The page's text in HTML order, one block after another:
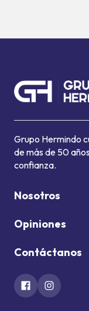
Grupo Hermindo
de más de 50
confianza.
Nosotros
Opiniones
Contáctanos